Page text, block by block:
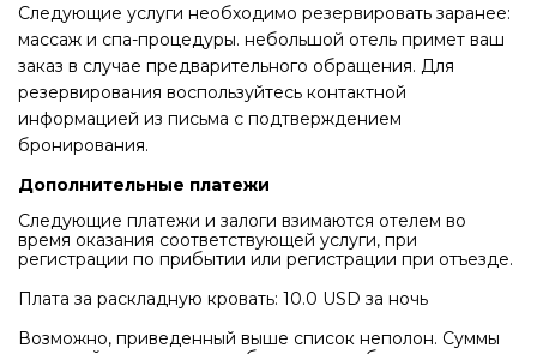
Следующие услуги необходимо резервировать заранее:
массаж и спа-процедуры. небольшой отель примет ваш
заказ в случае предварительного обращения. Для
резервирования воспользуйтесь контактной
информацией из письма с подтверждением
бронирования.
Дополнительные платежи
Следующие платежи и залоги взимаются отелем во
время оказания соответствующей услуги, при
регистрации по прибытии или регистрации при отъезде.
Плата за раскладную кровать: 10.0 USD за ночь
Возможно, приведенный выше список неполон. Суммы